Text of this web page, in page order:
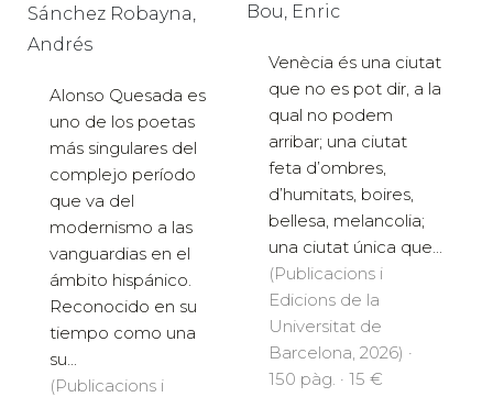
Sánchez Robayna,
Andrés
Alonso Quesada es
uno de los poetas
más singulares del
complejo período
que va del
modernismo a las
vanguardias en el
ámbito hispánico.
Reconocido en su
tiempo como una
su...
(Publicacions i
Bou, Enric
Venècia és una ciutat
que no es pot dir, a la
qual no podem
arribar; una ciutat
feta d’ombres,
d’humitats, boires,
bellesa, melancolia;
una ciutat única que...
(Publicacions i
Edicions de la
Universitat de
Barcelona, 2026) ·
150 pàg. · 15 €